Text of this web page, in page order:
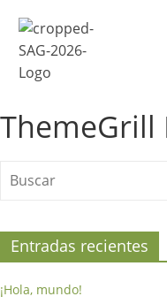
ThemeGrill
Entradas recientes
¡Hola, mundo!